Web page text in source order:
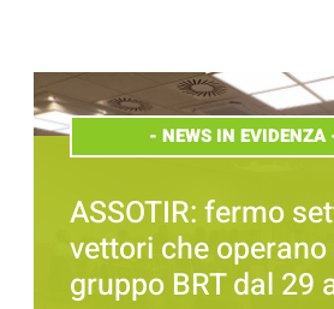
- NEWS IN EVIDENZA
ASSOTIR: fermo
vettori che
gruppo BRT dal 29